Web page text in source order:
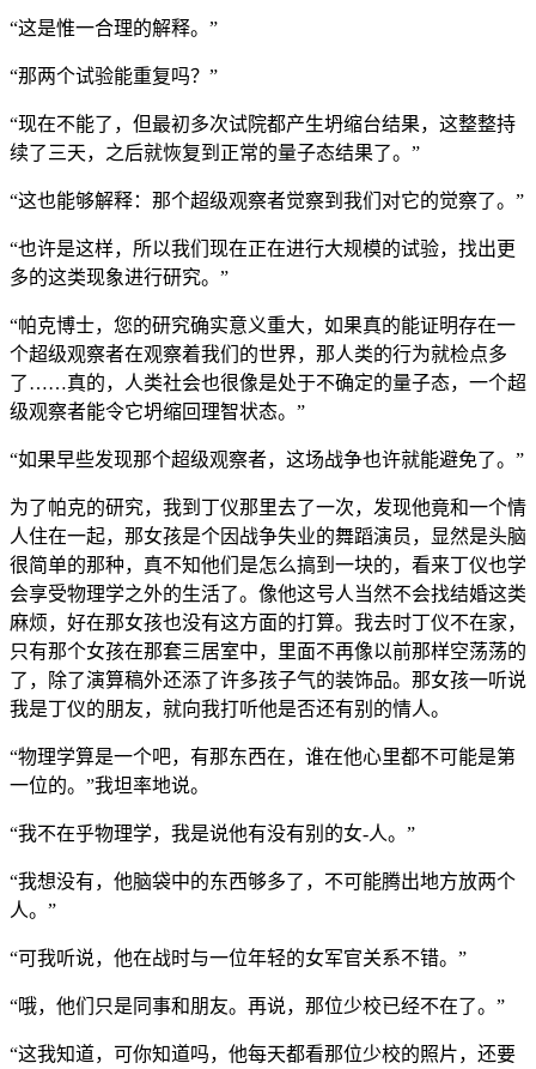
“这是惟一合理的解释。”
“那两个试验能重复吗？”
“现在不能了，但最初多次试院都产生坍缩台结果，这整整持
续了三天，之后就恢复到正常的量子态结果了。”
“这也能够解释：那个超级观察者觉察到我们对它的觉察了。”
“也许是这样，所以我们现在正在进行大规模的试验，找出更
多的这类现象进行研究。”
“帕克博士，您的研究确实意义重大，如果真的能证明存在一
个超级观察者在观察着我们的世界，那人类的行为就检点多
了……真的，人类社会也很像是处于不确定的量子态，一个超
级观察者能令它坍缩回理智状态。”
“如果早些发现那个超级观察者，这场战争也许就能避免了。”
为了帕克的研究，我到丁仪那里去了一次，发现他竟和一个情
人住在一起，那女孩是个因战争失业的舞蹈演员，显然是头脑
很简单的那种，真不知他们是怎么搞到一块的，看来丁仪也学
会享受物理学之外的生活了。像他这号人当然不会找结婚这类
麻烦，好在那女孩也没有这方面的打算。我去时丁仪不在家，
只有那个女孩在那套三居室中，里面不再像以前那样空荡荡的
了，除了演算稿外还添了许多孩子气的装饰品。那女孩一听说
我是丁仪的朋友，就向我打听他是否还有别的情人。
“物理学算是一个吧，有那东西在，谁在他心里都不可能是第
一位的。”我坦率地说。
“我不在乎物理学，我是说他有没有别的女-人。”
“我想没有，他脑袋中的东西够多了，不可能腾出地方放两个
人。”
“可我听说，他在战时与一位年轻的女军官关系不错。”
“哦，他们只是同事和朋友。再说，那位少校已经不在了。”
“这我知道，可你知道吗，他每天都看那位少校的照片，还要